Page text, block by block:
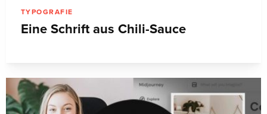
TYPOGRAFIE
Eine Schrift aus Chili-Sauce